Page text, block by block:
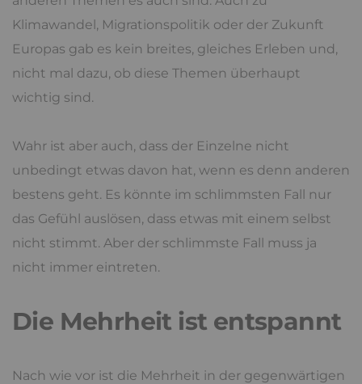
Klimawandel, Migrationspolitik oder der Zukunft
Europas gab es kein breites, gleiches Erleben und,
nicht mal dazu, ob diese Themen überhaupt
wichtig sind.
Wahr ist aber auch, dass der Einzelne nicht
unbedingt etwas davon hat, wenn es denn anderen
bestens geht. Es könnte im schlimmsten Fall nur
das Gefühl auslösen, dass etwas mit einem selbst
nicht stimmt. Aber der schlimmste Fall muss ja
nicht immer eintreten.
Die Mehrheit ist entspannt
Nach wie vor ist die Mehrheit in der gegenwärtigen